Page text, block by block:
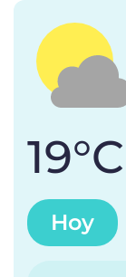
19°C
Hoy